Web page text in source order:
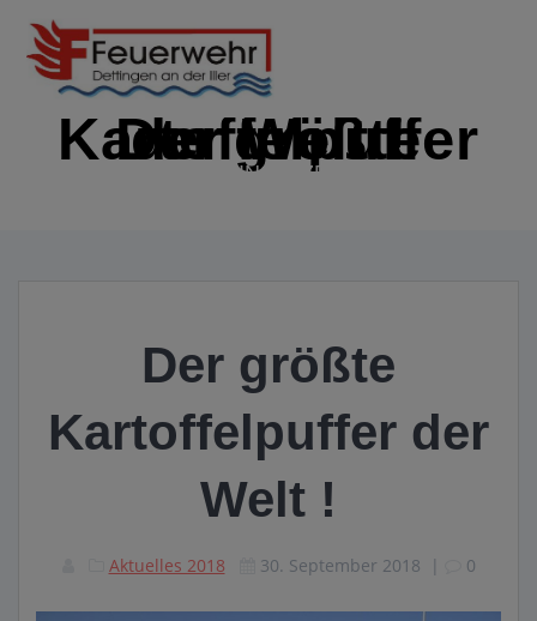
Inhalt
Der größte Kartoffelpuffer der Welt !
IMMER EINSATZBEREIT
Der größte
Kartoffelpuffer der
Welt !
Aktuelles 2018 30. September 2018 | 0